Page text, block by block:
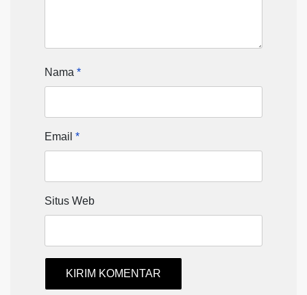
Nama *
Email *
Situs Web